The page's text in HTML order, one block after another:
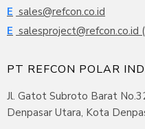
E sales@refcon.co.id
E salesproject@refcon.co.id
PT REFCON POLAR
Jl. Gatot Subroto Barat
Denpasar Utara, Kota